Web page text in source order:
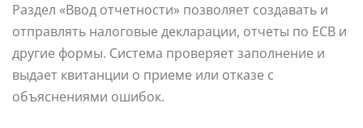
Раздел «Ввод отчетности» позволяет создавать и
отправлять налоговые декларации, отчеты по ЕСВ и
другие формы. Система проверяет заполнение и
выдает квитанции о приеме или отказе с
объяснениями ошибок.